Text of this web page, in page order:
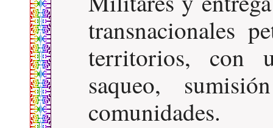
transnacionales
territorios, con
saqueo,
comunidades.